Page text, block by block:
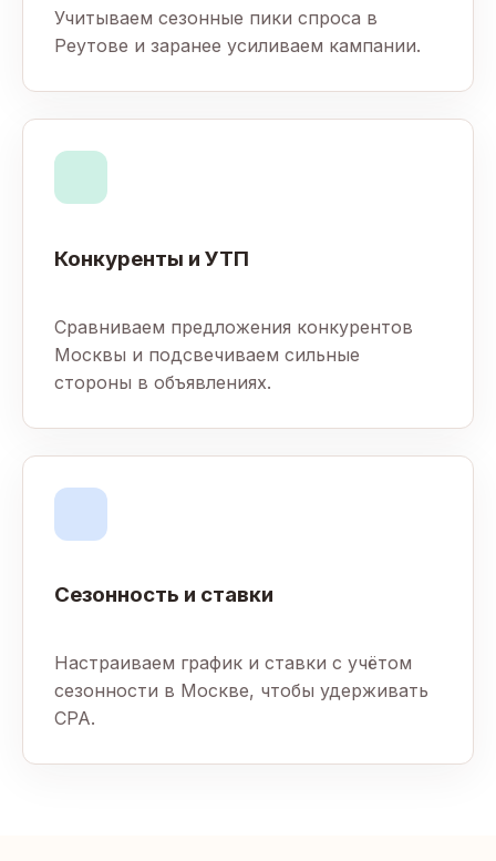
Учитываем сезонные пики спроса в
Реутове и заранее усиливаем кампании.
Конкуренты и УТП
Сравниваем предложения конкурентов
Москвы и подсвечиваем сильные
стороны в объявлениях.
Сезонность и ставки
Настраиваем график и ставки с учётом
сезонности в Москве, чтобы удерживать
CPA.